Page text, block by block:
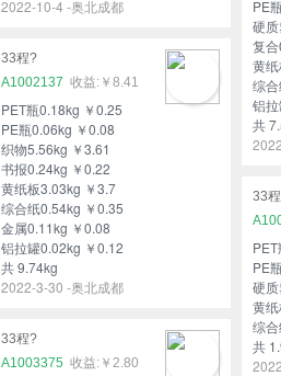
2022-10-4 -奥北成都
PE
硬
复
黄
综
铝
共
33程?
A1002137
￥8.41
PET瓶0.18kg ￥0.25
PE瓶0.06kg ￥0.08
织物5.56kg ￥3.61
书报0.24kg ￥0.22
黄纸板3.03kg ￥3.7
综合纸0.54kg ￥0.35
金属0.11kg ￥0.08
铝拉罐0.02kg ￥0.12
共 9.74kg
2022-3-30 -奥北成都
33
PE
硬
黄
综
共
33程?
A1003375
￥2.80